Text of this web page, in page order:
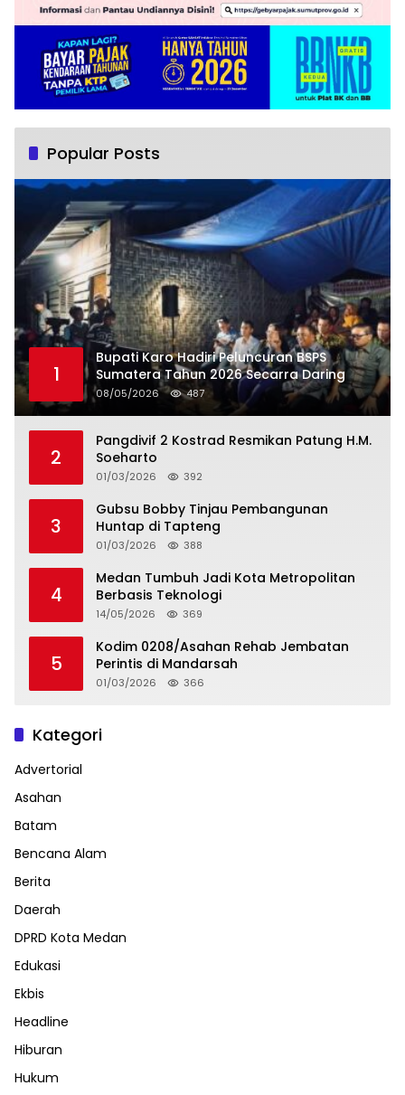
Popular Posts
1
Bupati Karo Hadiri Peluncuran BSPS
Sumatera Tahun 2026 Secarra Daring
08/05/2026 487
2
Pangdivif 2 Kostrad Resmikan Patung H.M.
Soeharto
01/03/2026 392
3
Gubsu Bobby Tinjau Pembangunan
Huntap di Tapteng
01/03/2026 388
4
Medan Tumbuh Jadi Kota Metropolitan
Berbasis Teknologi
14/05/2026 369
5
Kodim 0208/Asahan Rehab Jembatan
Perintis di Mandarsah
01/03/2026 366
Kategori
Advertorial
Asahan
Batam
Bencana Alam
Berita
Daerah
DPRD Kota Medan
Edukasi
Ekbis
Headline
Hiburan
Hukum